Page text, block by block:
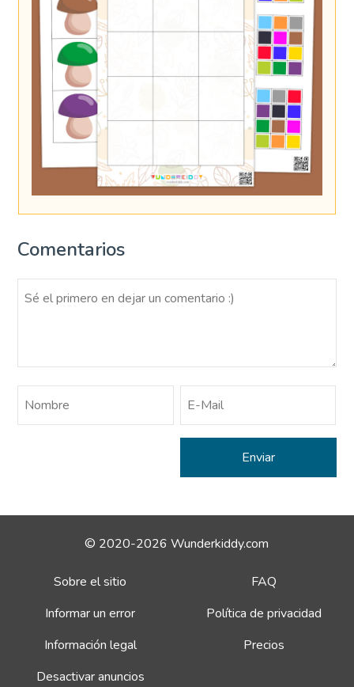
Comentarios
© 2020-2026 Wunderkiddy.com
Sobre el sitio
FAQ
Informar un error
Política de privacidad
Información legal
Precios
Desactivar anuncios